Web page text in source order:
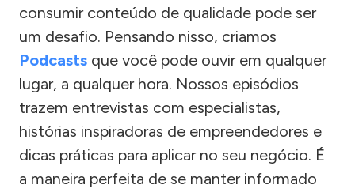
consumir conteúdo de qualidade pode ser
um desafio. Pensando nisso, criamos
Podcasts que você pode ouvir em qualquer
lugar, a qualquer hora. Nossos episódios
trazem entrevistas com especialistas,
histórias inspiradoras de empreendedores e
dicas práticas para aplicar no seu negócio. É
a maneira perfeita de se manter informado